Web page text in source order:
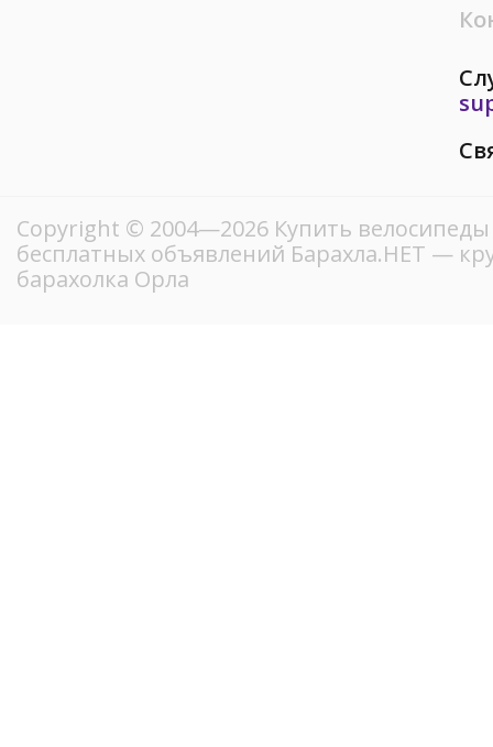
Copyright © 2004—2026 Купить
бесплатных объявлений Барахла.НЕТ —
барахолка Орла